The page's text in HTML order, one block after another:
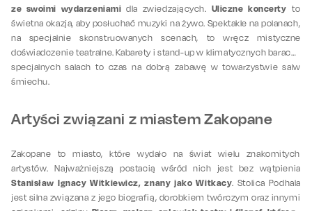
ze swoimi wydarzeniami dla zwiedzających. Uliczne koncerty to
świetna okazja, aby posłuchać muzyki na żywo. Spektakle na polanach,
na specjalnie skonstruowanych scenach, to wręcz mistyczne
doświadczenie teatralne. Kabarety i stand-up w klimatycznych barach i
specjalnych salach to czas na dobrą zabawę w towarzystwie salw
śmiechu.
Artyści związani z miastem Zakopane
Zakopane to miasto, które wydało na świat wielu znakomitych
artystów. Najważniejszą postacią wśród nich jest bez wątpienia
Stanisław Ignacy Witkiewicz, znany jako Witkacy. Stolica Podhala
jest silna związana z jego biografią, dorobkiem twórczym oraz innymi